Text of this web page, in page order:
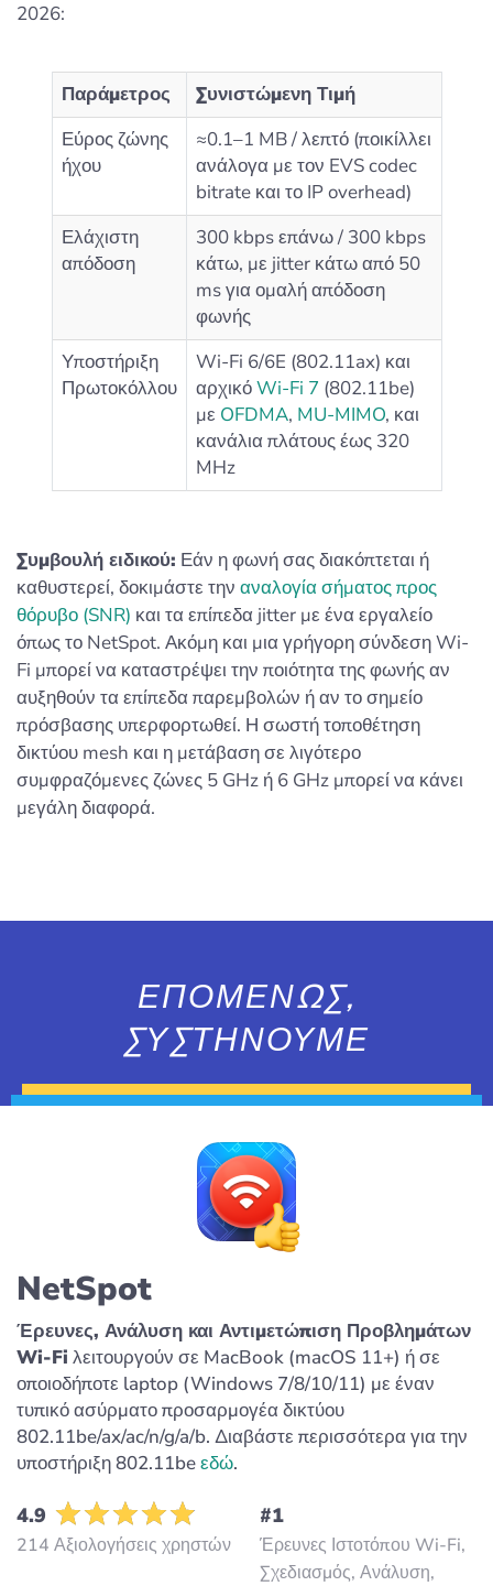
2026:
Παράμετρος
Συνιστώμενη Τιμή
Εύρος ζώνης
ήχου
≈0.1–1 MB / λεπτό (ποικίλλει
ανάλογα με τον EVS codec
bitrate και το IP overhead)
Ελάχιστη
απόδοση
300 kbps επάνω / 300 kbps
κάτω, με jitter κάτω από 50
ms για ομαλή απόδοση
φωνής
Υποστήριξη
Πρωτοκόλλου
Wi-Fi 6/6E (802.11ax) και
αρχικόWi-Fi 7 (802.11be)
με OFDMA, MU-MIMO, και
κανάλια πλάτους έως 320
MHz
Συμβουλή ειδικού: Εάν η φωνή σας διακόπτεται ή
καθυστερεί, δοκιμάστε την αναλογία σήματος προς
θόρυβο (SNR) και τα επίπεδα jitter με ένα εργαλείο
όπως το NetSpot. Ακόμη και μια γρήγορη σύνδεση Wi-
Fi μπορεί να καταστρέψει την ποιότητα της φωνής αν
αυξηθούν τα επίπεδα παρεμβολών ή αν το σημείο
πρόσβασης υπερφορτωθεί. Η σωστή τοποθέτηση
δικτύου mesh και η μετάβαση σε λιγότερο
συμφραζόμενες ζώνες 5 GHz ή 6 GHz μπορεί να κάνει
μεγάλη διαφορά.
ΕΠΟΜΕΝΩΣ,
ΣΥΣΤΗΝΟΥΜΕ
NetSpot
Έρευνες, Ανάλυση και Αντιμετώπιση Προβλημάτων
Wi-Fi λειτουργούν σε MacBook (macOS 11+) ή σε
οποιοδήποτε laptop (Windows 7/8/10/11) με έναν
τυπικό ασύρματο προσαρμογέα δικτύου
802.11be/ax/ac/n/g/a/b. Διαβάστε περισσότερα για την
υποστήριξη 802.11beεδώ.
4.9
214 Αξιολογήσεις χρηστών
#1
Έρευνες Ιστοτόπου Wi-Fi,
Σχεδιασμός, Ανάλυση,